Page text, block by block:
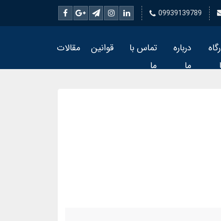
09939139789
درباره
ما
تماس با
ما
قوانین مقالات